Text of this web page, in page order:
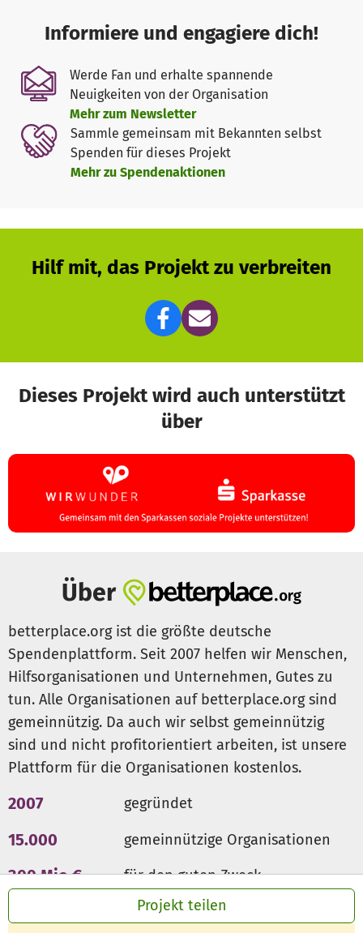
Projekt teilen
Informiere und engagiere dich!
Werde Fan und erhalte spannende
Neuigkeiten von der Organisation
Mehr zum Newsletter
Sammle gemeinsam mit Bekannten selbst
Spenden für dieses Projekt
Mehr zu Spendenaktionen
Hilf mit, das Projekt zu verbreiten
Dieses Projekt wird auch unterstützt
über
Über
betterplace.org ist die größte deutsche
Spendenplattform. Seit 2007 helfen wir Menschen,
Hilfsorganisationen und Unternehmen, Gutes zu
tun. Alle Organisationen auf betterplace.org sind
gemeinnützig. Da auch wir selbst gemeinnützig
sind und nicht profitorientiert arbeiten, ist unsere
Plattform für die Organisationen kostenlos.
2007 gegründet
15.000 gemeinnützige Organisationen
300 Mio € für den guten Zweck